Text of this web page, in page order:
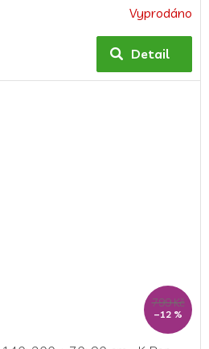
Vyprodáno
Detail
799 Kč
–12 %